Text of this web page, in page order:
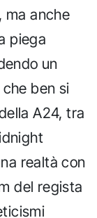
ma anche
piega
un
ben si
A24, tra
realtà con
del regista